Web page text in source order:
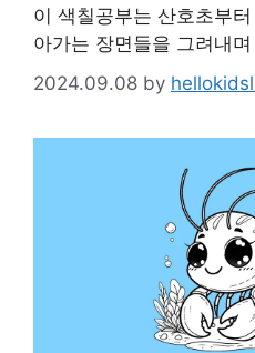
이 색칠공부는 산호초부
아가는 장면들을 그려내
2024.09.08 by